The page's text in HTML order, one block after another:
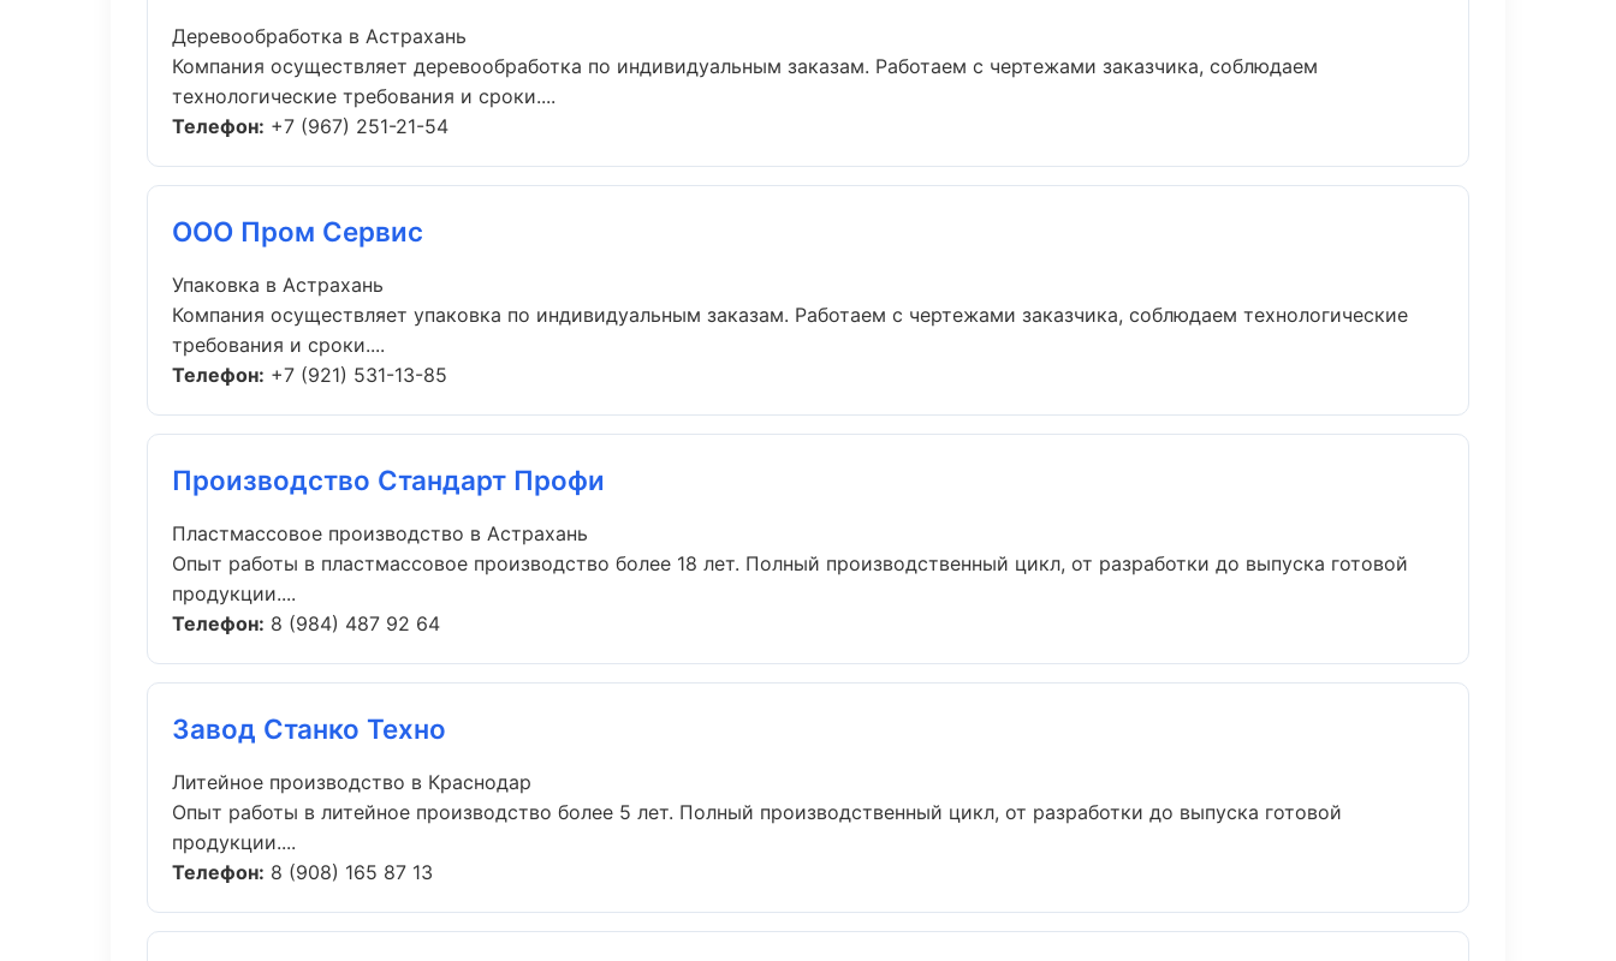
Деревообработка в Астрахань
Компания осуществляет деревообработка по индивидуальным заказам. Работаем с чертежами заказчика, соблюдаем
технологические требования и сроки....
Телефон: +7 (967) 251-21-54
ООО Пром Сервис
Упаковка в Астрахань
Компания осуществляет упаковка по индивидуальным заказам. Работаем с чертежами заказчика, соблюдаем технологические
требования и сроки....
Телефон: +7 (921) 531-13-85
Производство Стандарт Профи
Пластмассовое производство в Астрахань
Опыт работы в пластмассовое производство более 18 лет. Полный производственный цикл, от разработки до выпуска готовой
продукции....
Телефон: 8 (984) 487 92 64
Завод Станко Техно
Литейное производство в Краснодар
Опыт работы в литейное производство более 5 лет. Полный производственный цикл, от разработки до выпуска готовой
продукции....
Телефон: 8 (908) 165 87 13